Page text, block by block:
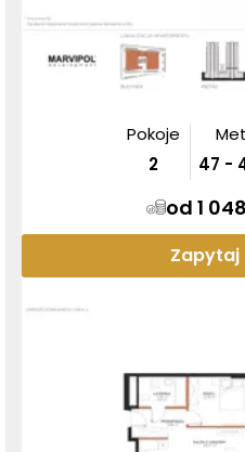
Pokoje
2
47 -
od 1